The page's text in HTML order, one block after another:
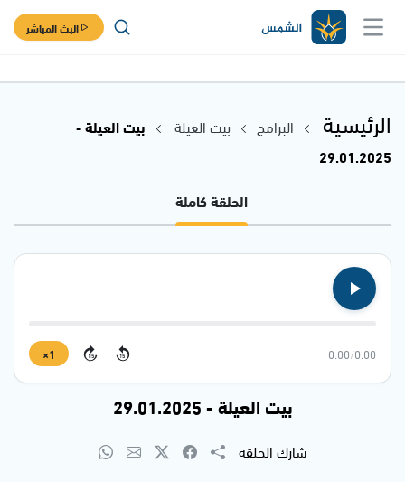
البث المباشر
الرئيسية البرامج بيت العيلة
بيت العيلة -
29.01.2025
الحلقة كاملة
0:00
/
0:00
15
15
1×
بيت العيلة - 29.01.2025
شارك الحلقة